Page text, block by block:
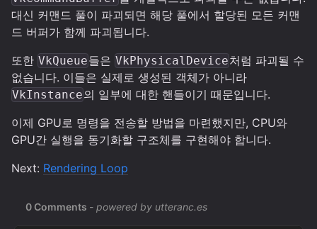
대신 커맨드 풀이 파괴되면 해당 풀에서 할당된 모든 커맨
드 버퍼가 함께 파괴됩니다.
또한 VkQueue들은 VkPhysicalDevice처럼 파괴될 수
없습니다. 이들은 실제로 생성된 객체가 아니라
VkInstance의 일부에 대한 핸들이기 때문입니다.
이제 GPU로 명령을 전송할 방법을 마련했지만, CPU와
GPU간 실행을 동기화할 구조체를 구현해야 합니다.
Next: Rendering Loop